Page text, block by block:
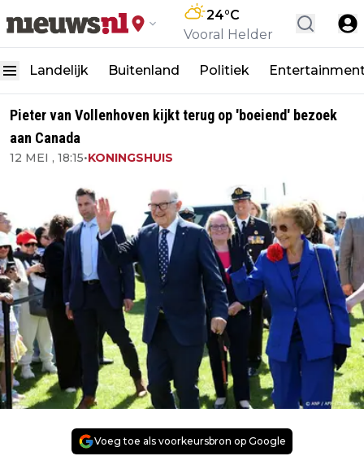
24°C
Vooral Helder
Landelijk Buitenland Politiek
Pieter van Vollenhoven kijkt terug op 'boeiend' bezoek
aan Canada
12 MEI , 18:15•KONINGSHUIS
Voeg toe als voorkeursbron op Google